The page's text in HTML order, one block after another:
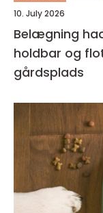
10. July 2026
Belægning
holdbar og
gårdsplads